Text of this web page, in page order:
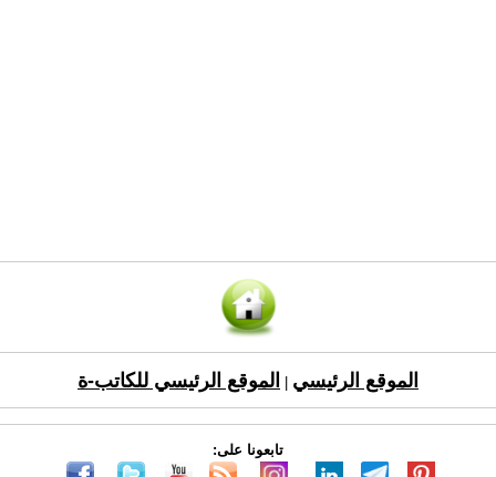
الموقع الرئيسي الموقع الرئيسي للكاتب-ة
تابعونا على: